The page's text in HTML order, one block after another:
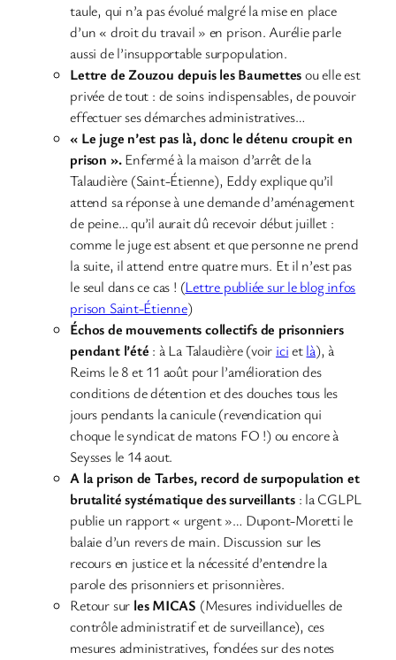
taule, qui n’a pas évolué malgré la mise en place
d’un « droit du travail » en prison. Aurélie parle
aussi de l’insupportable surpopulation.
Lettre de Zouzou depuis les Baumettesou elle est
privée de tout : de soins indispensables, de pouvoir
effectuer ses démarches administratives…
« Le juge n’est pas là, donc le détenu croupit en
prison ».Enfermé à la maison d’arrêt de la
Talaudière (Saint-Étienne), Eddy explique qu’il
attend sa réponse à une demande d’aménagement
de peine… qu’il aurait dû recevoir début juillet :
comme le juge est absent et que personne ne prend
la suite, il attend entre quatre murs. Et il n’est pas
le seul dans ce cas ! (Lettre publiée sur le blog infos
prison Saint-Étienne)
Échos de mouvements collectifs de prisonniers
pendant l’été : à La Talaudière (voir icietlà), à
Reims le 8 et 11 août pour l’amélioration des
conditions de détention et des douches tous les
jours pendants la canicule (revendication qui
choque le syndicat de matons FO !) ou encore à
Seysses le 14 aout.
A la prison de Tarbes, record de surpopulation et
brutalité systématique des surveillants: la CGLPL
publie un rapport « urgent »… Dupont-Moretti le
balaie d’un revers de main. Discussion sur les
recours en justice et la nécessité d’entendre la
parole des prisonniers et prisonnières.
Retour sur les MICAS (Mesures individuelles de
contrôle administratif et de surveillance), ces
mesures administratives, fondées sur des notes